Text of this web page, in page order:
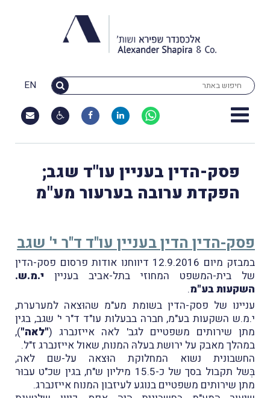
EN
פסק-הדין בעניין עו"ד שגב;
הפקדת ערובה בערעור מע"מ
פסק-הדין הדין בעניין עו"ד ד"ר י' שגב
במבזק מיום 12.9.2016 דיווחנו אודות פרסום פסק-הדין
של בית-המשפט המחוזי בתל-אביב בעניין י.מ.ש.
השקעות בע"מ.
עניינו של פסק-הדין בשומת מע"מ שהוּצאה למערערת,
י.מ.ש השקעות בע"מ, חברה בבעלות עו"ד ד"ר י' שגב, בגין
מתן שירותים משפטיים לגב' לאה אייזנברג ("לאה"),
במהלך מאבק על ירושת בעלהּ המנוח, שאול אייזנברג ז"ל.
החשבונית נשוא המחלוקת הוּצאה על-שם לאה,
בְּשל תקבול בסך של כ-15.5 מיליון ש"ח, בגין שכ"ט עבוּר
מתן שירותים משפטיים בנוגע לעיזבון המנוח אייזנברג.